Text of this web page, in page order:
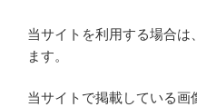
当サイトを利用する場合は
ます。
当サイトで掲載している画